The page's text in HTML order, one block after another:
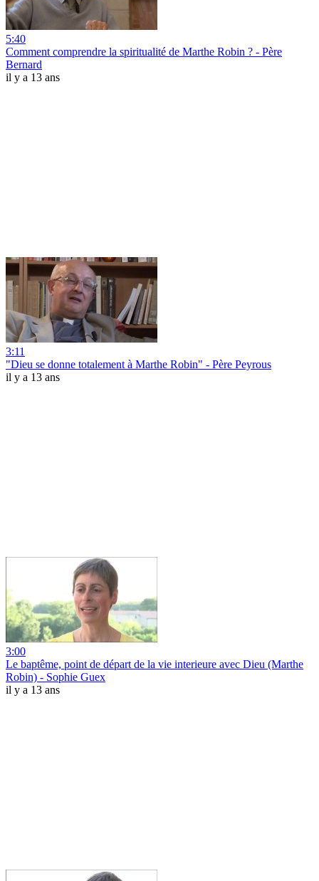
5:40
Comment comprendre la spiritualité de Marthe Robin ? - Père
Bernard
il y a 13 ans
3:11
"Dieu se donne totalement à Marthe Robin" - Père Peyrous
il y a 13 ans
3:00
Le baptême, point de départ de la vie interieure avec Dieu (Marthe
Robin) - Sophie Guex
il y a 13 ans